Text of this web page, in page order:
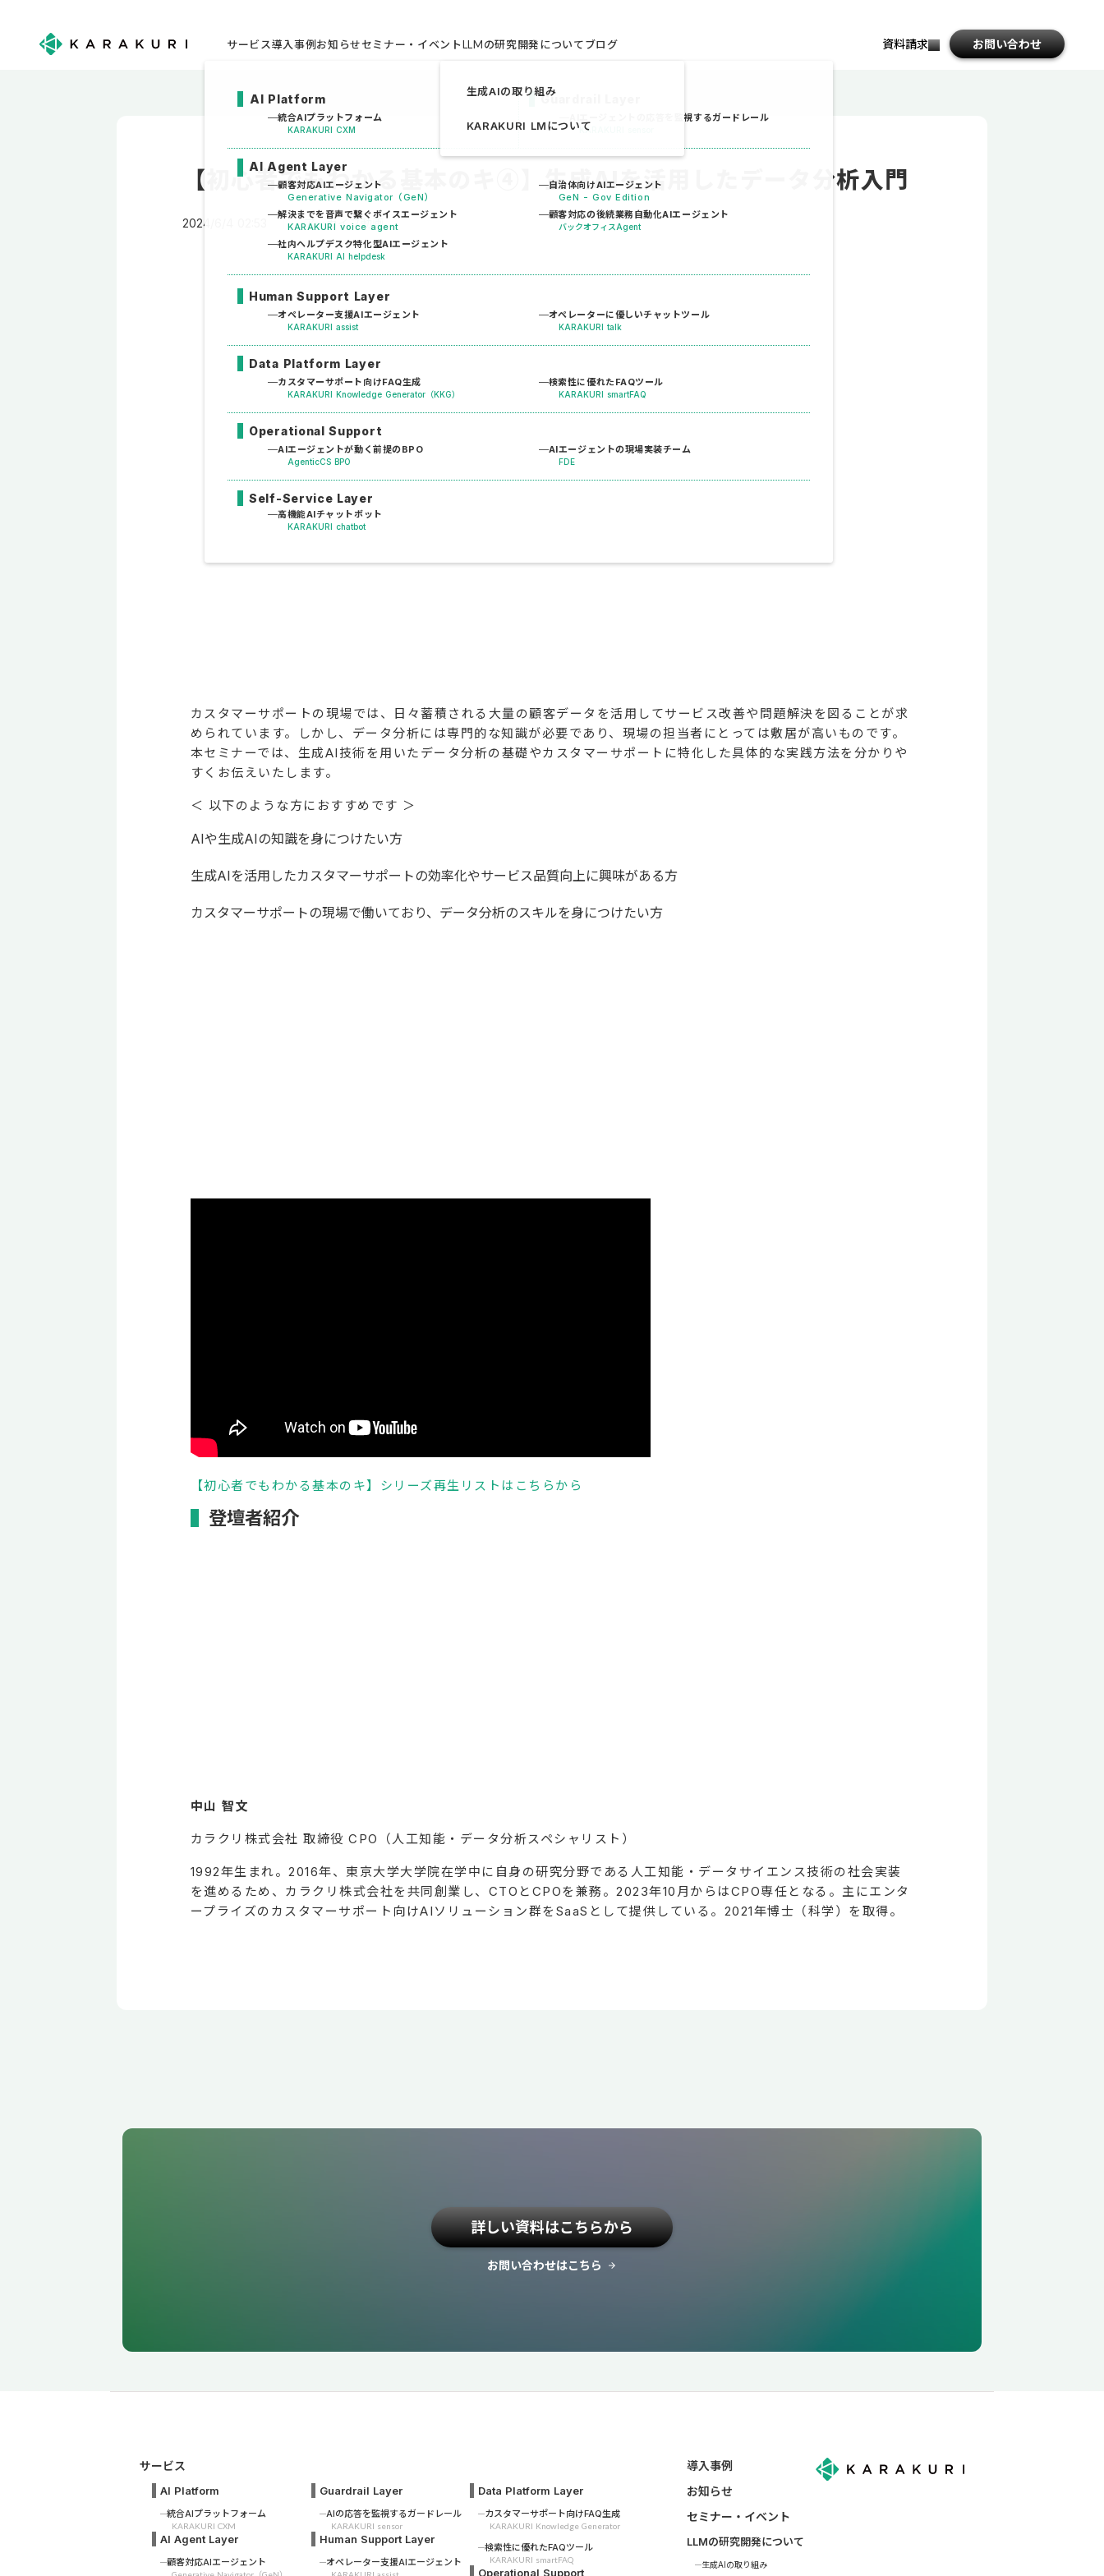
【初心者でもわかる基本のキ④】生成AIを活用したデータ分析入門
アーカイブ動画
2024/6/4 02:53
カスタマーサポートの現場では、日々蓄積される大量の顧客データを活用してサービス改善や問題解決を図ることが求
められています。しかし、データ分析には専門的な知識が必要であり、現場の担当者にとっては敷居が高いものです。
本セミナーでは、生成AI技術を用いたデータ分析の基礎やカスタマーサポートに特化した具体的な実践方法を分かりや
すくお伝えいたします。
＜ 以下のような方におすすめです ＞
AIや生成AIの知識を身につけたい方
生成AIを活用したカスタマーサポートの効率化やサービス品質向上に興味がある方
カスタマーサポートの現場で働いており、データ分析のスキルを身につけたい方
【初心者でもわかる基本のキ】シリーズ再生リストはこちらから
登壇者紹介
中山 智文
カラクリ株式会社 取締役 CPO（人工知能・データ分析スペシャリスト）
1992年生まれ。2016年、東京大学大学院在学中に自身の研究分野である人工知能・データサイエンス技術の社会実装
を進めるため、カラクリ株式会社を共同創業し、CTOとCPOを兼務。2023年10月からはCPO専任となる。主にエンタ
ープライズのカスタマーサポート向けAIソリューション群をSaaSとして提供している。2021年博士（科学）を取得。
詳しい資料はこちらから
お問い合わせはこちら arrow_forward
サービス
AI Platform
統合AIプラットフォーム
KARAKURI CXM
AI Agent Layer
顧客対応AIエージェント
Guardrail Layer
AIの応答を監視するガードレール
KARAKURI sensor
Human Support Layer
オペレーター支援AIエージェント
Data Platform Layer
カスタマーサポート向けFAQ生成
KARAKURI Knowledge Generator
検索性に優れたFAQツール
KARAKURI smartFAQ
Operational Support
導入事例
お知らせ
セミナー・イベント
LLMの研究開発について
生成AIの取り組み
AI Platform
統合AIプラットフォーム
KARAKURI CXM
Guardrail Layer
AIエージェントの応答を監視するガードレール
KARAKURI sensor
AI Agent Layer
顧客対応AIエージェント
Generative Navigator（GeN）
自治体向けAIエージェント
GeN - Gov Edition
解決までを音声で繋ぐボイスエージェント
KARAKURI voice agent
顧客対応の後続業務自動化AIエージェント
バックオフィスAgent
社内ヘルプデスク特化型AIエージェント
KARAKURI AI helpdesk
Human Support Layer
オペレーター支援AIエージェント
KARAKURI assist
オペレーターに優しいチャットツール
KARAKURI talk
Data Platform Layer
カスタマーサポート向けFAQ生成
KARAKURI Knowledge Generator（KKG）
検索性に優れたFAQツール
KARAKURI smartFAQ
Operational Support
AIエージェントが動く前提のBPO
AgenticCS BPO
AIエージェントの現場実装チーム
FDE
Self-Service Layer
高機能AIチャットボット
KARAKURI chatbot
サービス導入事例お知らせセミナー・イベント
生成AIの取り組み
KARAKURI LMについて
LLMの研究開発についてブログ 資料請求file_download お問い合わせ